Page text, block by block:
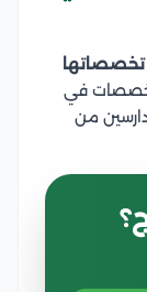
تخصصاتها
في
من